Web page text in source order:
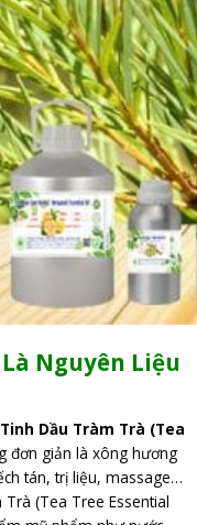
Nguyên Liệu
Dầu Tràm Trà (Tea
đơn giản là xông hương
tán, trị liệu, massage…
(Tea Tree Essential